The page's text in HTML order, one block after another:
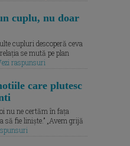
cuplu, nu doar
cupluri descoperă ceva
se mută pe plan
raspunsuri
care plutesc
nu ne certăm în fața
să fie liniște.” „Avem grijă